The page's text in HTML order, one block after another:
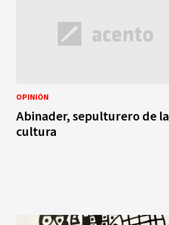
OPINIÓN
Abinader, sepulturero de la
cultura